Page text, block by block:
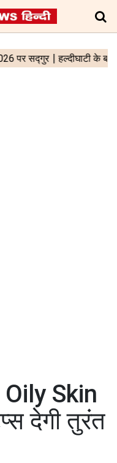
Skin
देगी तुरंत